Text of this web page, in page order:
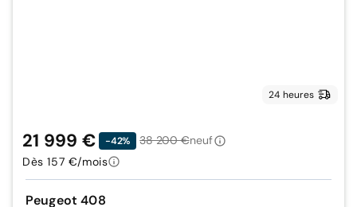
24 heures
Peugeot 408
21 999 € -42% 38 200 €neuf
Dès 157 €/mois